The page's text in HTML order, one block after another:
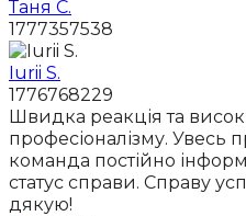
Таня С.
1777357538
Iurii S.
1776768229
Швидка реакція та
професіоналізму. Увесь
команда постійно
статус справи. Справу
дякую!